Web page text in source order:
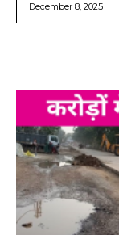
December 8, 2025